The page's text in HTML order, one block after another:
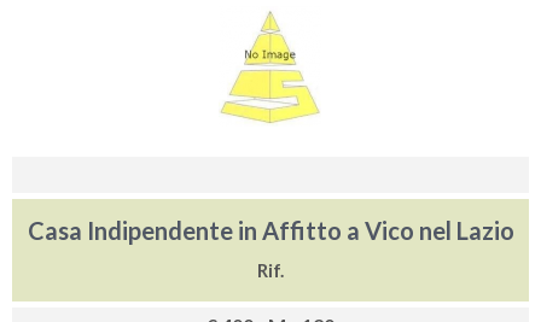
Casa Indipendente in Affitto a Vico nel Lazio
Rif.